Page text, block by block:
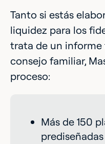
Tanto si estás
liquidez para los
trata de un informe
consejo familiar,
proceso:
Más de 150